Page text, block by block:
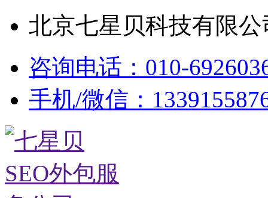
北京七星贝科技有限
咨询电话：010-
手机/微信：